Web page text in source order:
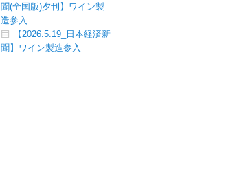
聞(全国版)夕刊】ワイン製
造参入
【2026.5.19_日本経済新
聞】ワイン製造参入